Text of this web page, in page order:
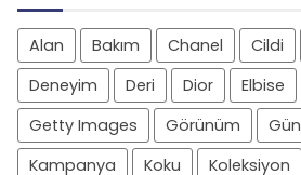
Alan Bakım Chanel Cildi
Deneyim
Deri Dior Elbise
Getty Images
Görünüm Gün
Kampanya
Koku Koleksiyon